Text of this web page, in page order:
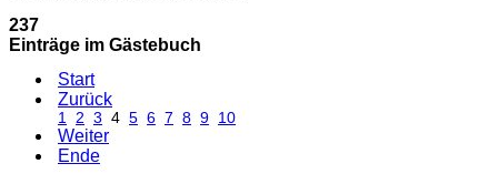
237
Einträge im Gästebuch
Start
Zurück
1 2 3 4 5 6 7 8 9 10
Weiter
Ende